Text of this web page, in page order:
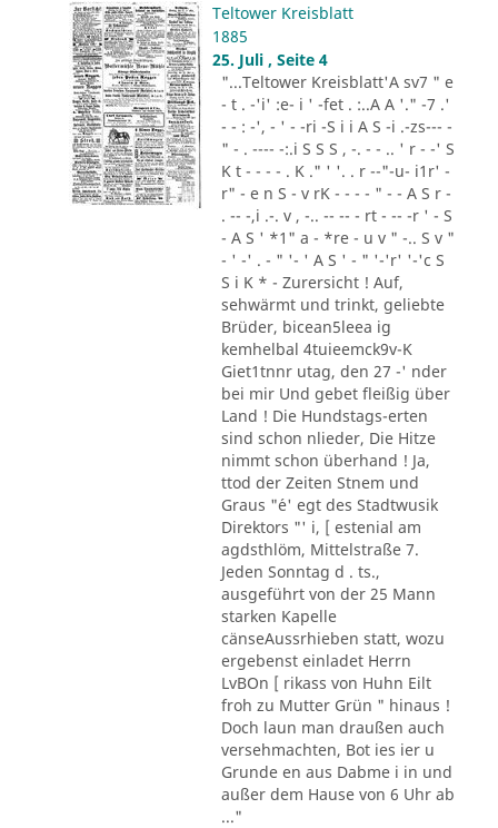
Teltower Kreisblatt
1885
25. Juli , Seite 4
"...Teltower Kreisblatt'A sv7 " e
- t . -'i' :e- i ' -fet . :..A A '." -7 .'
- - : -', - ' - -ri -S i i A S -i .-zs--- -
" - . ---- -:.i S S S , -. - - .. ' r - -' S
K t - - - - . K ." ' '. . r --"-u- i1r' -
r" - e n S - v rK - - - - " - - A S r -
. -- -,i .-. v , -.. -- -- - rt - -- -r ' - S
- A S ' *1" a - *re - u v " -.. S v "
- ' -' . - " '- ' A S ' - " '-'r' '-'c S
S i K * - Zurersicht ! Auf,
sehwärmt und trinkt, geliebte
Brüder, bicean5leea ig
kemhelbal 4tuieemck9v-K
Giet1tnnr utag, den 27 -' nder
bei mir Und gebet fleißig über
Land ! Die Hundstags-erten
sind schon nlieder, Die Hitze
nimmt schon überhand ! Ja,
ttod der Zeiten Stnem und
Graus "´e' egt des Stadtwusik
Direktors "' i, [ estenial am
agdsthlöm, Mittelstraße 7.
Jeden Sonntag d . ts.,
ausgeführt von der 25 Mann
starken Kapelle
cänseAussrhieben statt, wozu
ergebenst einladet Herrn
LvBOn [ rikass von Huhn Eilt
froh zu Mutter Grün " hinaus !
Doch laun man draußen auch
versehmachten, Bot ies ier u
Grunde en aus Dabme i in und
außer dem Hause von 6 Uhr ab
..."